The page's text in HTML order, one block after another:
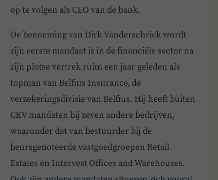
op te volgen als CEO van de bank.
De benoeming van Dirk Vanderschrick wordt
zijn eerste mandaat is in de financiële sector na
zijn plotse vertrek ruim een jaar geleden als
topman van Belfius Insurance, de
verzekeringsdivisie van Belfius. Hij heeft buiten
CKV mandaten bij zeven andere bedrijven,
waaronder dat van bestuurder bij de
beursgenoteerde vastgoedgroepen Retail
Estates en Intervest Offices and Warehouses.